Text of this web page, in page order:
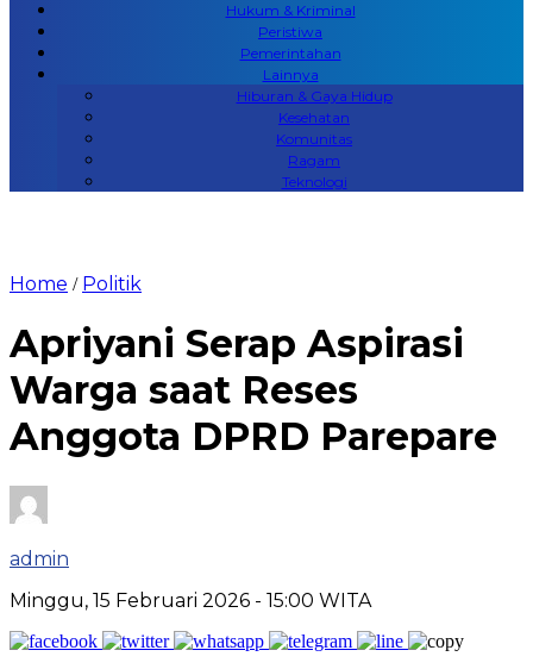
Hukum & Kriminal
Peristiwa
Pemerintahan
Lainnya
Hiburan & Gaya Hidup
Kesehatan
Komunitas
Ragam
Teknologi
Home / Politik
Apriyani Serap Aspirasi
Warga saat Reses
Anggota DPRD Parepare
admin
Minggu, 15 Februari 2026 - 15:00 WITA